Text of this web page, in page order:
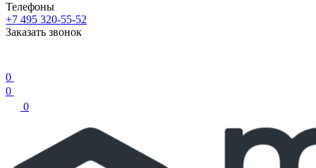
Телефоны
+7 495 320-55-52
Заказать звонок
0
0
0